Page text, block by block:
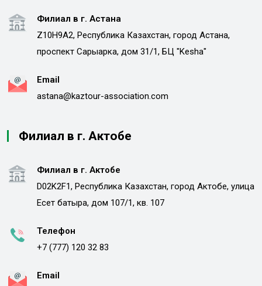
Филиал в г. Астана
Z10H9A2, Республика Казахстан, город Астана,
проспект Сарыарка, дом 31/1, БЦ "Kesha"
Email
astana@kaztour-association.com
Филиал в г. Актобе
Филиал в г. Актобе
D02K2F1, Республика Казахстан, город Актобе, улица
Есет батыра, дом 107/1, кв. 107
Телефон
+7 (777) 120 32 83
Email